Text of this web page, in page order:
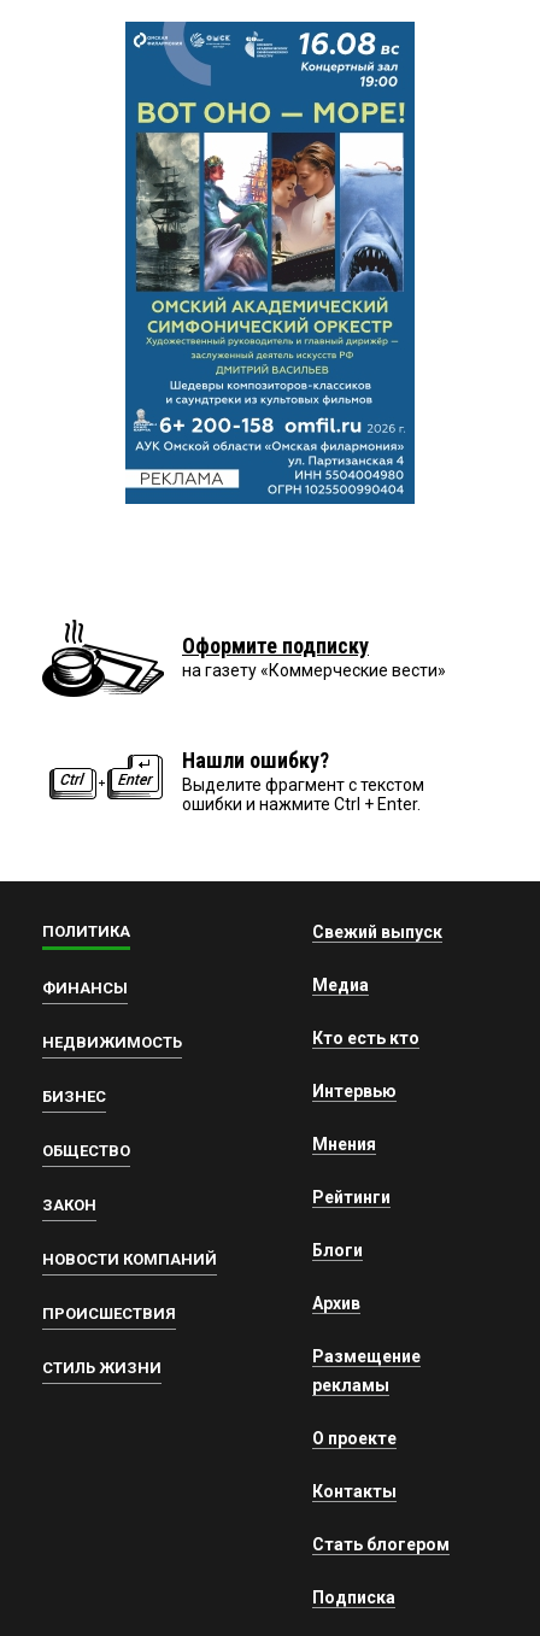
Оформите подписку
на газету «Коммерческие вести»
Нашли ошибку?
Выделите фрагмент с текстом
ошибки и нажмите Ctrl + Enter.
ПОЛИТИКА
ФИНАНСЫ
НЕДВИЖИМОСТЬ
БИЗНЕС
ОБЩЕСТВО
ЗАКОН
НОВОСТИ КОМПАНИЙ
ПРОИСШЕСТВИЯ
СТИЛЬ ЖИЗНИ
Свежий выпуск
Медиа
Кто есть кто
Интервью
Мнения
Рейтинги
Блоги
Архив
Размещение
рекламы
О проекте
Контакты
Стать блогером
Подписка